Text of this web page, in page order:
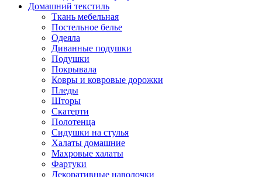
Домашний текстиль
Ткань мебельная
Постельное белье
Одеяла
Диванные подушки
Подушки
Покрывала
Ковры и ковровые дорожки
Пледы
Шторы
Скатерти
Полотенца
Сидушки на стулья
Халаты домашние
Махровые халаты
Фартуки
Декоративные наволочки